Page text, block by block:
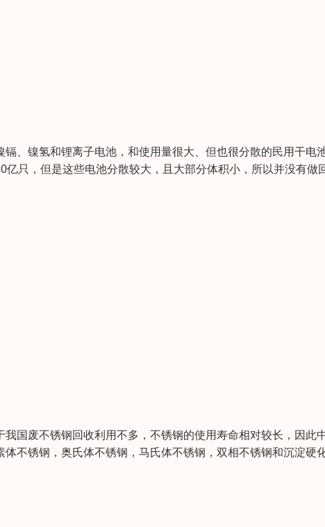
、镍氢和锂离子电池，和使用量很大、但也很分散的民用干电
只，但是这些电池分散较大，且大部分体积小，所以并没有做
国废不锈钢回收利用不多，不锈钢的使用寿命相对较长，因此
不锈钢，奥氏体不锈钢，马氏体不锈钢，双相不锈钢和沉淀硬